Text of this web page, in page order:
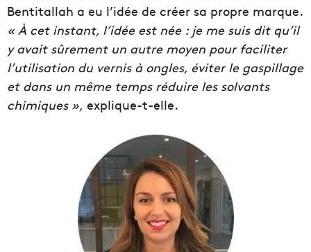
Bentitallah a eu l’idée de créer sa propre marque.
« À cet instant, l’idée est née : je me suis dit qu’il
y avait sûrement un autre moyen pour faciliter
l’utilisation du vernis à ongles, éviter le gaspillage
et dans un même temps réduire les solvants
chimiques », explique-t-elle.